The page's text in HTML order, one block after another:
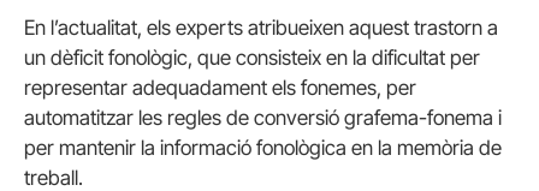
En l’actualitat, els experts atribueixen aquest trastorn a
un dèficit fonològic, que consisteix en la dificultat per
representar adequadament els fonemes, per
automatitzar les regles de conversió grafema-fonema i
per mantenir la informació fonològica en la memòria de
treball.